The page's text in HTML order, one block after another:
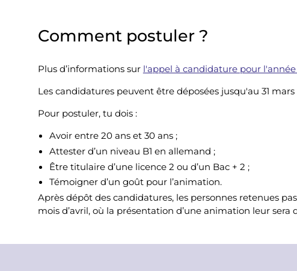
Comment postuler ?
Plus d’informations sur l'appel à candidature pour
Les candidatures peuvent être déposées jusqu'au 31
Pour postuler, tu dois :
Avoir entre 20 ans et 30 ans ;
Attester d’un niveau B1 en allemand ;
Être titulaire d’une licence 2 ou d’un Bac + 2 ;
Témoigner d’un goût pour l’animation.
Après dépôt des candidatures, les personnes retenues
mois d’avril, où la présentation d’une animation leur